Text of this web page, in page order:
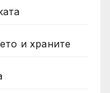
и храните